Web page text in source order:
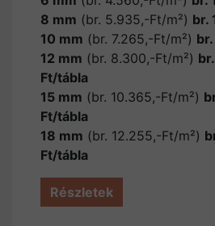
8 mm (br. 5.935,-Ft/m²) br.
10 mm (br. 7.265,-Ft/m²)
12 mm (br. 8.300,-Ft/m²)
Ft/tábla
15 mm (br. 10.365,-Ft/m²)
Ft/tábla
18 mm (br. 12.255,-Ft/m²)
Ft/tábla
Részletek